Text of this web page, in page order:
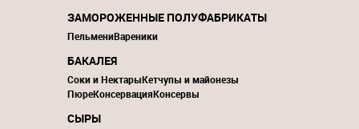
ЗАМОРОЖЕННЫЕ ПОЛУФАБРИКАТЫ
ПельмениВареники
БАКАЛЕЯ
Соки и НектарыКетчупы и майонезы
ПюреКонсервацияКонсервы
СЫРЫ